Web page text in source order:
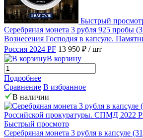
Быстрый
Серебряная монета 3 рубля 925 пробы
Вознесения Господня в капсуле.
Россия 2024 PF 13 950 ₽ / шт
В корзину
Подробнее
Сравнение В избранное
В наличии
Быстрый просмотр
Серебряная монета 3 рубля в капсуле